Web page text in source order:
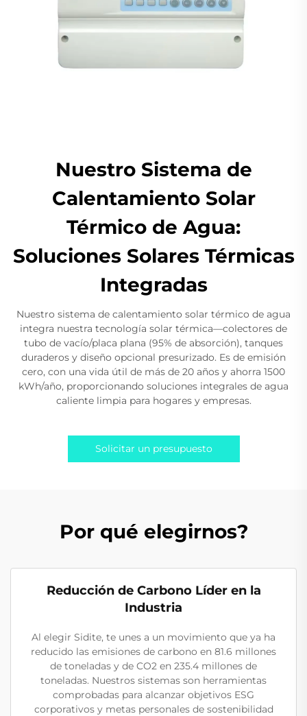
Nuestro Sistema de
Calentamiento Solar
Térmico de Agua:
Soluciones Solares Térmicas
Integradas
Nuestro sistema de calentamiento solar térmico de agua
integra nuestra tecnología solar térmica—colectores de
tubo de vacío/placa plana (95% de absorción), tanques
duraderos y diseño opcional presurizado. Es de emisión
cero, con una vida útil de más de 20 años y ahorra 1500
kWh/año, proporcionando soluciones integrales de agua
caliente limpia para hogares y empresas.
Solicitar un presupuesto
Por qué elegirnos?
Reducción de Carbono Líder en la
Industria
Al elegir Sidite, te unes a un movimiento que ya ha
reducido las emisiones de carbono en 81.6 millones
de toneladas y de CO2 en 235.4 millones de
toneladas. Nuestros sistemas son herramientas
comprobadas para alcanzar objetivos ESG
corporativos y metas personales de sostenibilidad